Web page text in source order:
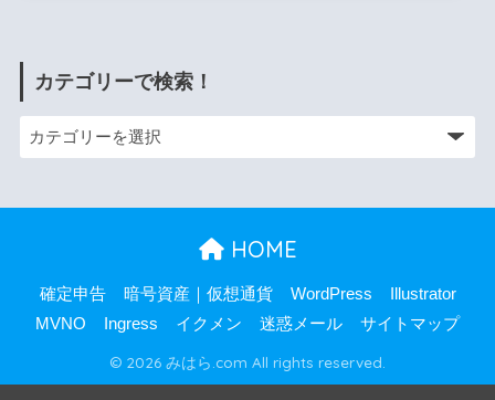
カテゴリーで検索！
HOME
確定申告 暗号資産｜仮想通貨 WordPress
Illustrator
MVNO
Ingress イクメン 迷惑メール サイトマップ
© 2026 みはら.com All rights reserved.